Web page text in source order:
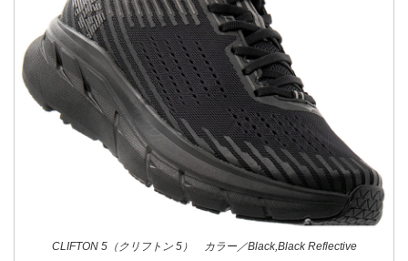
CLIFTON 5（クリフトン 5） カラー／Black,Black Reflective